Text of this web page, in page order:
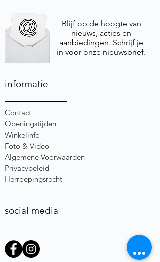
Blijf op de hoogte van
nieuws, acties en
aanbiedingen. Schrijf je
in voor onze nieuwsbrief.
informatie
Contact
Openingstijden
Winkelinfo
Foto & Video
Algemene Voorwaarden
Privacybeleid
Herroepingsrecht
social media